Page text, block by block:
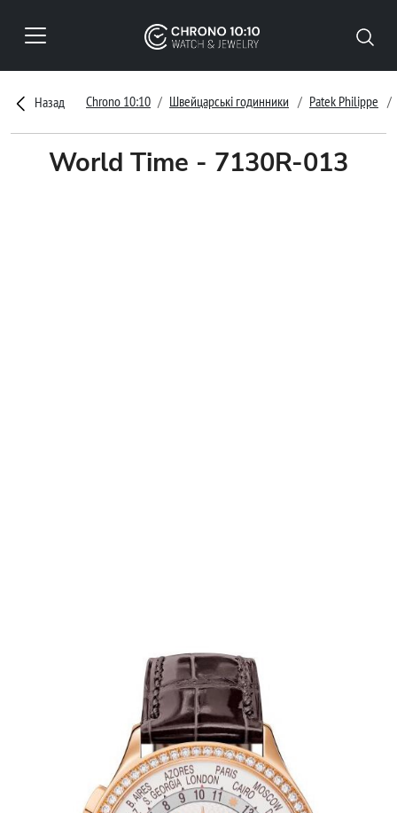
Назад Chrono 10:10 Швейцарські годинники Patek Philippe
World Time - 7130R-013